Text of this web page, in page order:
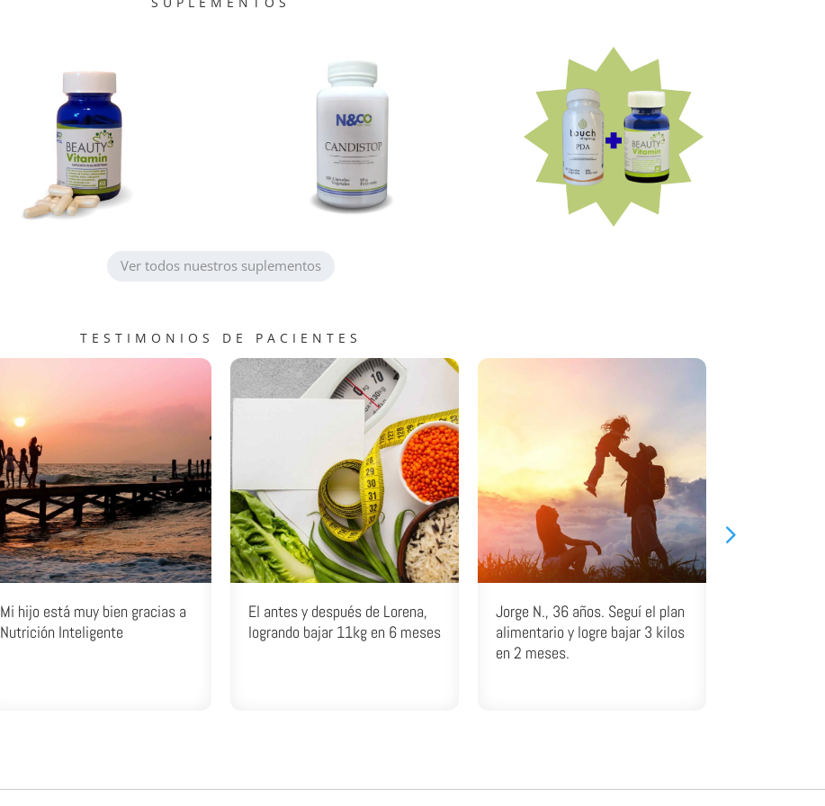
Beauty Vitamin – 60 Cápsulas
150 mg de Biotina, 16 mg de
Zinc, 600 mg de vitamina C,
cromo, selenio, vit. E,
complejo B
Más información
🌿 Pau D’Arco + Alicina: El
tesoro ancestral para
combatir la candidiasis🌿
Tratamiento)
Dile Adiós a la Candidiasis
para Siempre!
😎¡Con la combinación
perfecta de estos 2
productos, te olvidarás de la
Candidiasis para siempre!
Más información
Ver todos nuestros suplementos
TESTIMONIOS DE PACIENTES
Mi hijo está muy bien gracias a
Nutrición Inteligente
El antes y después de Lorena,
logrando bajar 11kg en 6 meses
Jorge N., 36 años. Seguí el plan
alimentario y logre bajar 3 kilos
en 2 meses.